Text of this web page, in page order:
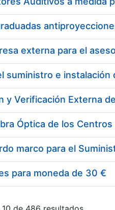
suministro e
para moneda de 30 €